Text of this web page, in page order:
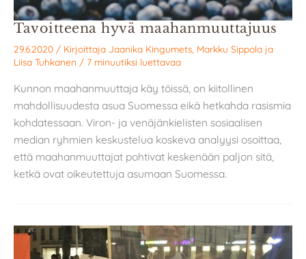
Tavoitteena hyvä maahanmuuttajuus
29.6.2020 / Kirjoittaja Jaanika Kingumets Markku Sippola ja
Liisa Tuhkanen / 7 minuutiksi luettavaa
Kunnon maahanmuuttaja käy töissä, on kiitollinen
mahdollisuudesta asua Suomessa eikä hetkahda rasismia
kohdatessaan. Viron- ja venäjänkielisten sosiaalisen
median ryhmien keskustelua koskeva analyysi osoittaa,
että maahanmuuttajat pohtivat keskenään paljon sitä,
ketkä ovat oikeutettuja asumaan Suomessa.